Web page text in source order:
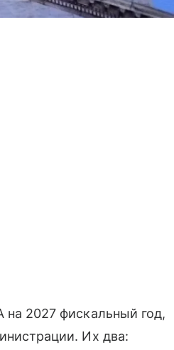
2027 фискальный год,
Их два: